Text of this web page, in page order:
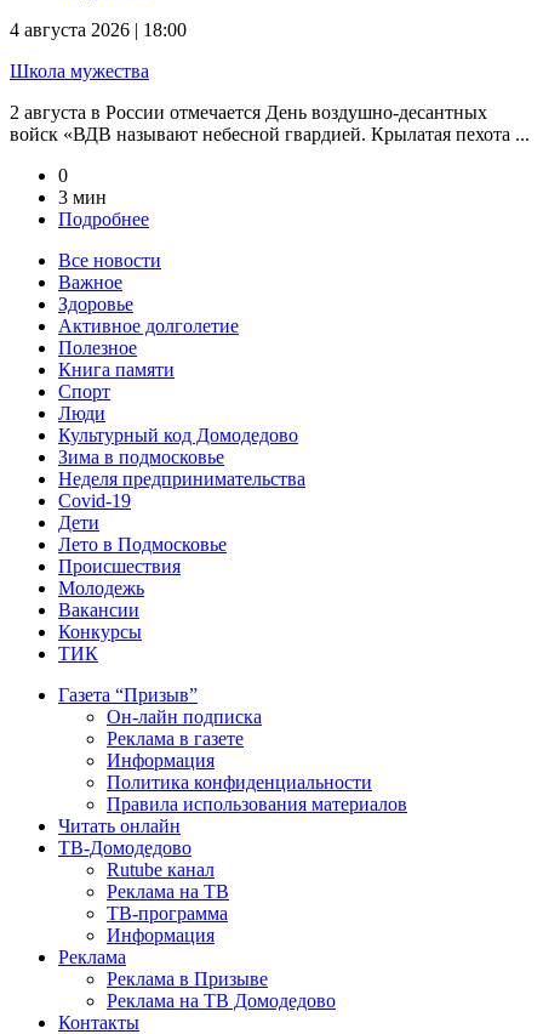
4 августа 2026 | 18:00
Школа мужества
2 августа в России отмечается День воздушно-десантных
войск «ВДВ называют небесной гвардией. Крылатая пехота ...
0
3 мин
Подробнее
Все новости
Важное
Здоровье
Активное долголетие
Полезное
Книга памяти
Спорт
Люди
Культурный код Домодедово
Зима в подмосковье
Неделя предпринимательства
Covid-19
Дети
Лето в Подмосковье
Происшествия
Молодежь
Вакансии
Конкурсы
ТИК
Газета “Призыв”
Он-лайн подписка
Реклама в газете
Информация
Политика конфиденциальности
Правила использования материалов
Читать онлайн
ТВ-Домодедово
Rutube канал
Реклама на ТВ
ТВ-программа
Информация
Реклама
Реклама в Призыве
Реклама на ТВ Домодедово
Контакты